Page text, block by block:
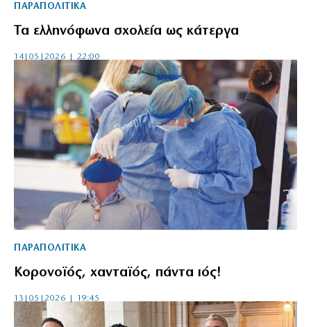
ΠΑΡΑΠΟΛΙΤΙΚΑ
Τα ελληνόφωνα σχολεία ως κάτεργα
14|05|2026 | 22:00
ΠΑΡΑΠΟΛΙΤΙΚΑ
Κορονοϊός, χανταϊός, πάντα ιός!
13|05|2026 | 19:45